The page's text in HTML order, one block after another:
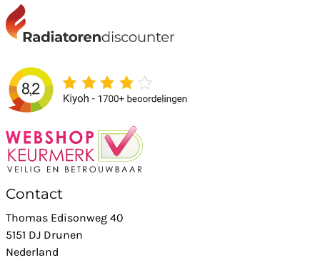
Contact
Thomas Edisonweg 40
5151 DJ Drunen
Nederland